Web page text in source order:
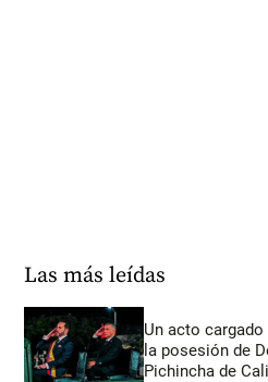
Las más leídas
Un acto
la posesión de
Pichincha de Cali